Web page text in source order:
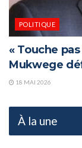
POLITIQUE
« Touche
Mukwege
18 MAI 2026
À la une